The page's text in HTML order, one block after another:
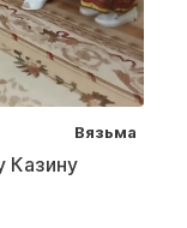
Вязьма
Казину